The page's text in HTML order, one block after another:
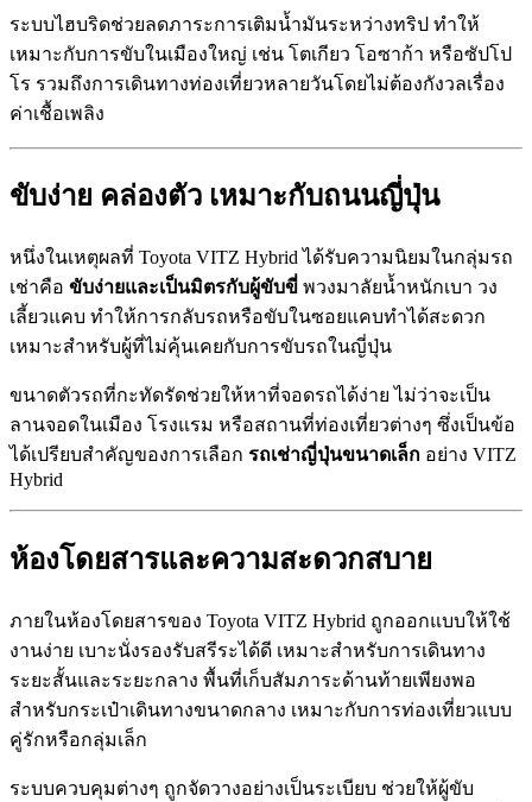
ระบบไฮบริดช่วยลดภาระการเติมน้ำมันระหว่างทริป ทำให้
เหมาะกับการขับในเมืองใหญ่ เช่น โตเกียว โอซาก้า หรือซัปโป
โร รวมถึงการเดินทางท่องเที่ยวหลายวันโดยไม่ต้องกังวลเรื่อง
ค่าเชื้อเพลิง
ขับง่าย คล่องตัว เหมาะกับถนนญี่ปุ่น
หนึ่งในเหตุผลที่ Toyota VITZ Hybrid ได้รับความนิยมในกลุ่มรถ
เช่าคือ ขับง่ายและเป็นมิตรกับผู้ขับขี่ พวงมาลัยน้ำหนักเบา วง
เลี้ยวแคบ ทำให้การกลับรถหรือขับในซอยแคบทำได้สะดวก
เหมาะสำหรับผู้ที่ไม่คุ้นเคยกับการขับรถในญี่ปุ่น
ขนาดตัวรถที่กะทัดรัดช่วยให้หาที่จอดรถได้ง่าย ไม่ว่าจะเป็น
ลานจอดในเมือง โรงแรม หรือสถานที่ท่องเที่ยวต่างๆ ซึ่งเป็นข้อ
ได้เปรียบสำคัญของการเลือก รถเช่าญี่ปุ่นขนาดเล็ก อย่าง VITZ
Hybrid
ห้องโดยสารและความสะดวกสบาย
ภายในห้องโดยสารของ Toyota VITZ Hybrid ถูกออกแบบให้ใช้
งานง่าย เบาะนั่งรองรับสรีระได้ดี เหมาะสำหรับการเดินทาง
ระยะสั้นและระยะกลาง พื้นที่เก็บสัมภาระด้านท้ายเพียงพอ
สำหรับกระเป๋าเดินทางขนาดกลาง เหมาะกับการท่องเที่ยวแบบ
คู่รักหรือกลุ่มเล็ก
ระบบควบคุมต่างๆ ถูกจัดวางอย่างเป็นระเบียบ ช่วยให้ผู้ขับ